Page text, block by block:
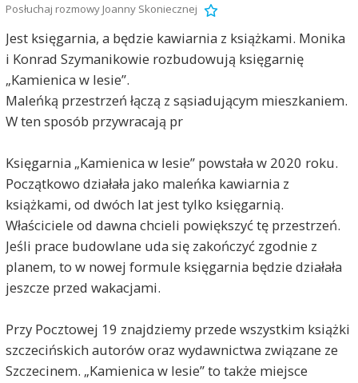
Posłuchaj rozmowy Joanny Skoniecznej
Jest księgarnia, a będzie kawiarnia z książkami. Monika
i Konrad Szymanikowie rozbudowują księgarnię
„Kamienica w lesie”.
Maleńką przestrzeń łączą z sąsiadującym mieszkaniem.
W ten sposób przywracają pr
Księgarnia „Kamienica w lesie” powstała w 2020 roku.
Początkowo działała jako maleńka kawiarnia z
książkami, od dwóch lat jest tylko księgarnią.
Właściciele od dawna chcieli powiększyć tę przestrzeń.
Jeśli prace budowlane uda się zakończyć zgodnie z
planem, to w nowej formule księgarnia będzie działała
jeszcze przed wakacjami.
Przy Pocztowej 19 znajdziemy przede wszystkim książki
szczecińskich autorów oraz wydawnictwa związane ze
Szczecinem. „Kamienica w lesie” to także miejsce